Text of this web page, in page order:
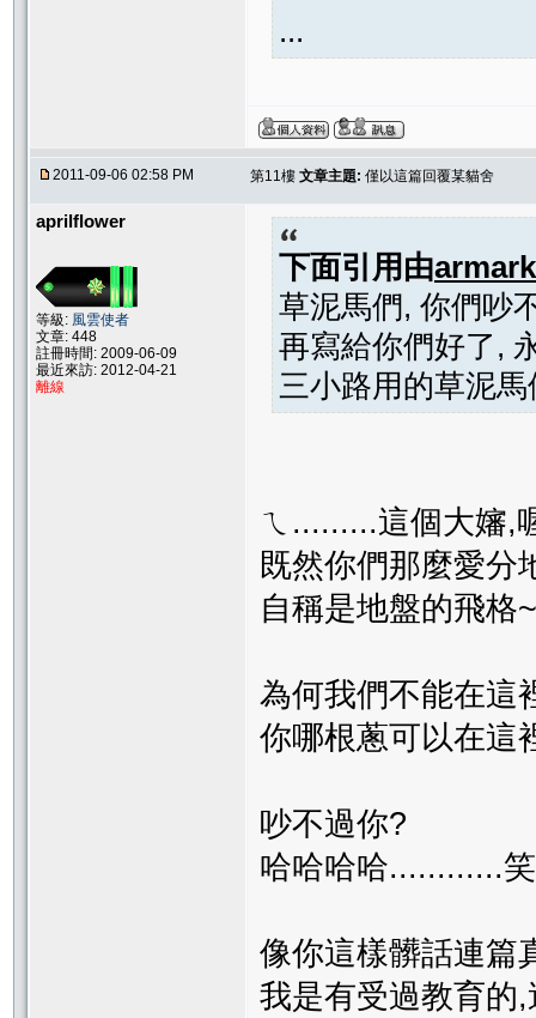
...
2011-09-06 02:58 PM 第11樓 文章主題: 僅以這篇回覆某貓舍
aprilflower
等級: 風雲使者
文章: 448
註冊時間: 2009-06-09
最近來訪: 2012-04-21
離線
下面引用由
草泥馬們, 你們吵
再寫給你們好了,
三小路用的草泥
ㄟ.........這個大嬸,
既然你們那麼愛分
自稱是地盤的飛格~
為何我們不能在這
你哪根蔥可以在這
吵不過你?
哈哈哈哈............
像你這樣髒話連篇
我是有受過教育的